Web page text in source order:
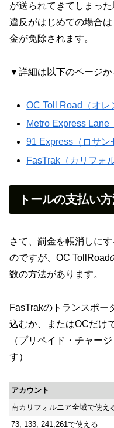
が送られてきてしまっ
違反がはじめての場合
金が免除されます。
▼詳細は以下のページか
OC Toll Road（オレ
Metro Express Lane
91 Express（ロサン
FasTrak（カリフォ
トールの支払い
さて、罰金を帳消しに
のですが、OC TollRoad
数の方法があります。
FasTrakのトランスポー
込むか、またはOCだけ
（プリペイド・チャー
す）
アカウント
南カリフォルニア全域で使え
73, 133, 241,261で使える